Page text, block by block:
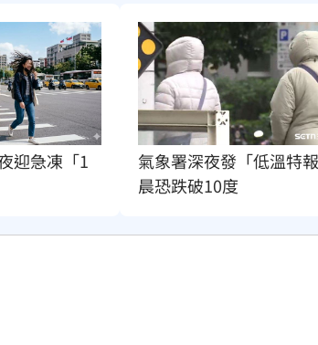
迎急凍「1
氣象署深夜發「低溫特
晨恐跌破10度